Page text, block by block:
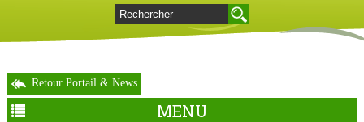
MENU
Retour Portail & News